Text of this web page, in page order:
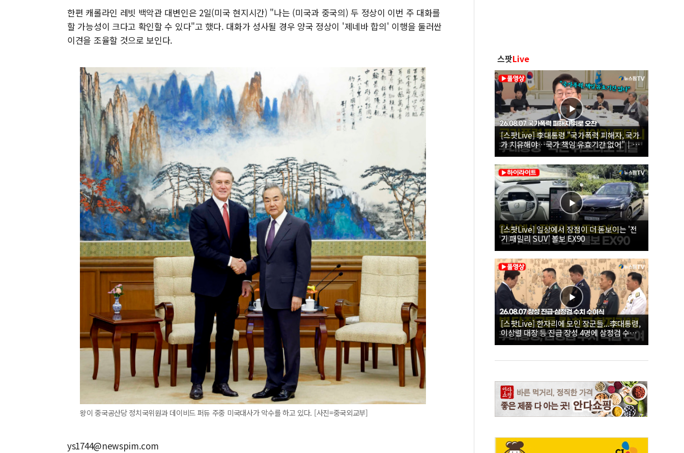
한편 캐롤라인 레빗 백악관 대변인은 2일(미국 현지시간) "나는 (미국과 중국의) 두 정상이 이번 주 대화를
할 가능성이 크다고 확인할 수 있다"고 했다. 대화가 성사될 경우 양국 정상이 '제네바 합의' 이행을 둘러싼
이견을 조율할 것으로 보인다.
왕이 중국공산당 정치국위원과 데이비드 퍼듀 주중 미국대사가 악수를 하고 있다. [사진=중국외교부]
ys1744@newspim.com
스팟Live
[스팟Live] 李대통령 "국가폭력 피해자, 국가
가 치유해야…국가 책임 유효기간 없어"｜
26.08.07 국가폭력 피해자 위로 오찬
[스팟Live] 일상에서 장점이 더 돋보이는 '전
기 패밀리 SUV' 볼보 EX90
[스팟Live] 한자리에 모인 장군들...李대통령,
이상렬 대장 등 진급 장성 4명에 삼정검 수치
직접 수여｜26.08.07 장성 진급·삼정검 수치